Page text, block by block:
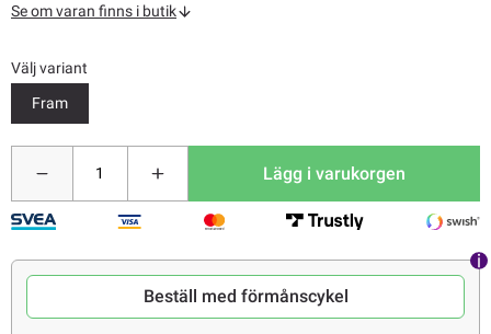
Se om varan finns i butik
Välj variant
Fram
Lägg i varukorgen
Beställ med förmånscykel